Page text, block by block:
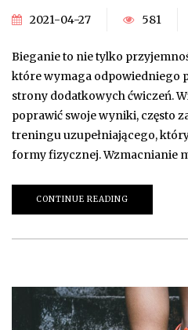
2021-04-27 581
Bieganie to nie tylko
które wymaga odpowiedniego
strony dodatkowych ćwiczeń.
poprawić swoje wyniki, często
treningu uzupełniającego,
formy fizycznej. Wzmacnianie
CONTINUE READING